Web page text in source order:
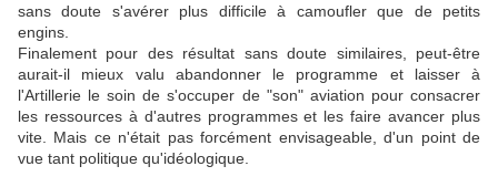
sans doute s'avérer plus difficile à camoufler que de petits
engins.
Finalement pour des résultat sans doute similaires, peut-être
aurait-il mieux valu abandonner le programme et laisser à
l'Artillerie le soin de s'occuper de "son" aviation pour consacrer
les ressources à d'autres programmes et les faire avancer plus
vite. Mais ce n'était pas forcément envisageable, d'un point de
vue tant politique qu'idéologique.